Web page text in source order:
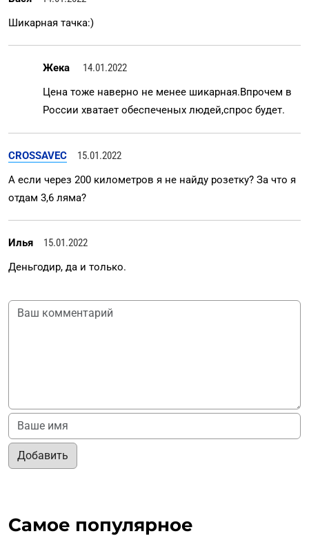
Шикарная тачка:)
Жека
14.01.2022
Цена тоже наверно не менее шикарная.Впрочем в
России хватает обеспеченых людей,спрос будет.
CROSSAVEC
15.01.2022
А если через 200 километров я не найду розетку? За что я
отдам 3,6 ляма?
Илья
15.01.2022
Деньгодир, да и только.
Добавить
Самое популярное